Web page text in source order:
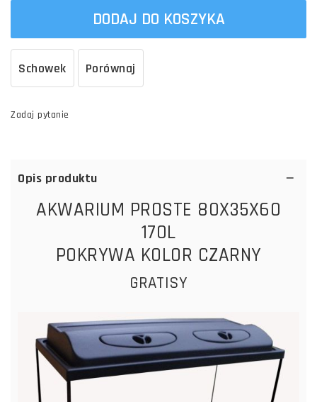
DODAJ DO KOSZYKA
Schowek Porównaj
Zadaj pytanie
Opis produktu
AKWARIUM PROSTE 80X35X60
170L
POKRYWA KOLOR CZARNY
GRATISY